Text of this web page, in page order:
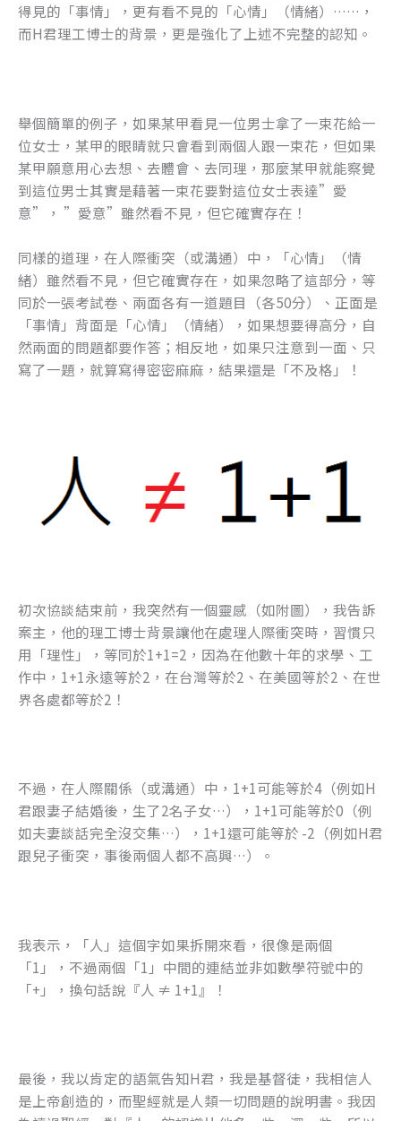
得見的「事情」，更有看不見的「心情」（情緒）……，
而H君理工博士的背景，更是強化了上述不完整的認知。
舉個簡單的例子，如果某甲看見一位男士拿了一束花給一
位女士，某甲的眼睛就只會看到兩個人跟一束花，但如果
某甲願意用心去想、去體會、去同理，那麼某甲就能察覺
到這位男士其實是藉著一束花要對這位女士表達”愛
意”， ”愛意”雖然看不見，但它確實存在！
同樣的道理，在人際衝突（或溝通）中，「心情」（情
緒）雖然看不見，但它確實存在，如果忽略了這部分，等
同於一張考試卷、兩面各有一道題目（各50分）、正面是
「事情」背面是「心情」（情緒），如果想要得高分，自
然兩面的問題都要作答；相反地，如果只注意到一面、只
寫了一題，就算寫得密密麻麻，結果還是「不及格」！
初次協談結束前，我突然有一個靈感（如附圖），我告訴
案主，他的理工博士背景讓他在處理人際衝突時，習慣只
用「理性」，等同於1+1=2，因為在他數十年的求學、工
作中，1+1永遠等於2，在台灣等於2、在美國等於2、在世
界各處都等於2！
不過，在人際關係（或溝通）中，1+1可能等於4（例如H
君跟妻子結婚後，生了2名子女…），1+1可能等於0（例
如夫妻談話完全沒交集…），1+1還可能等於 -2（例如H君
跟兒子衝突，事後兩個人都不高興…）。
我表示，「人」這個字如果拆開來看，很像是兩個
「1」，不過兩個「1」中間的連結並非如數學符號中的
「+」，換句話說『人 ≠ 1+1』！
最後，我以肯定的語氣告知H君，我是基督徒，我相信人
是上帝創造的，而聖經就是人類一切問題的說明書。我因